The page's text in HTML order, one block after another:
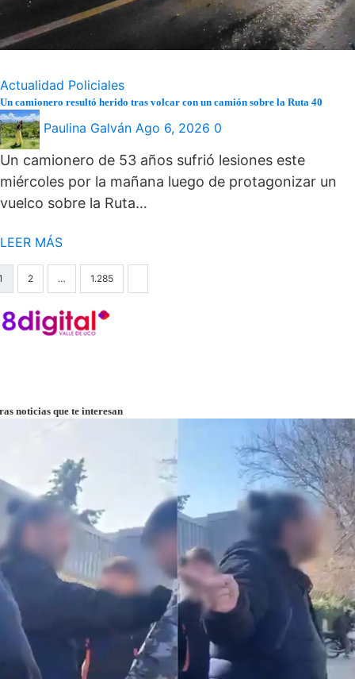
Actualidad Policiales
Un camionero resultó herido tras volcar con un camión sobre la Ruta 40
Paulina Galván Ago 6, 2026 0
Un camionero de 53 años sufrió lesiones este
miércoles por la mañana luego de protagonizar un
vuelco sobre la Ruta…
LEER MÁS
2 … 1.285
noticias que te interesan